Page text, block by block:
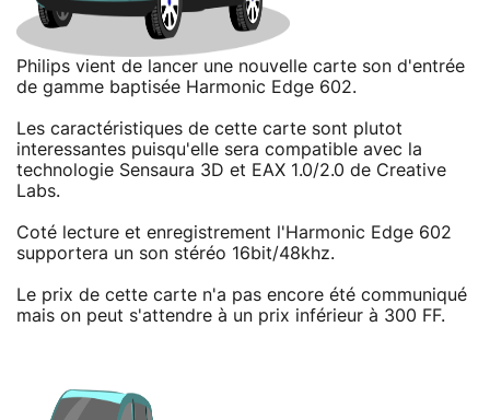
Philips vient de lancer une nouvelle carte son d'entrée
de gamme baptisée Harmonic Edge 602.
Les caractéristiques de cette carte sont plutot
interessantes puisqu'elle sera compatible avec la
technologie Sensaura 3D et EAX 1.0/2.0 de Creative
Labs.
Coté lecture et enregistrement l'Harmonic Edge 602
supportera un son stéréo 16bit/48khz.
Le prix de cette carte n'a pas encore été communiqué
mais on peut s'attendre à un prix inférieur à 300 FF.